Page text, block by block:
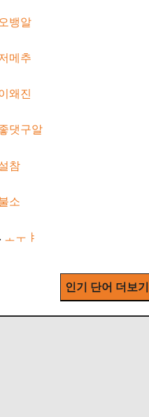
뱅알
메추
왜진
댓구알
참
소
ㅗㅜㅑ
인기 단어 더보기